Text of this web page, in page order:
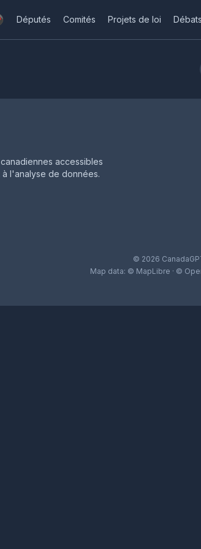
Députés Comités Projets de loi Débats
accessibles
l'analyse de données.
© 2026
Map data: © MapLibre · ©